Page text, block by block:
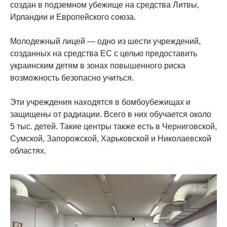
создан в подземном убежище на средства Литвы,
Ирландии и Европейского союза.
Молодежный лицей — одно из шести учреждений,
созданных на средства ЕС с целью предоставить
украинским детям в зонах повышенного риска
возможность безопасно учиться.
Эти учреждения находятся в бомбоубежищах и
защищены от радиации. Всего в них обучается около
5 тыс. детей. Такие центры также есть в Черниговской,
Сумской, Запорожской, Харьковской и Николаевской
областях.